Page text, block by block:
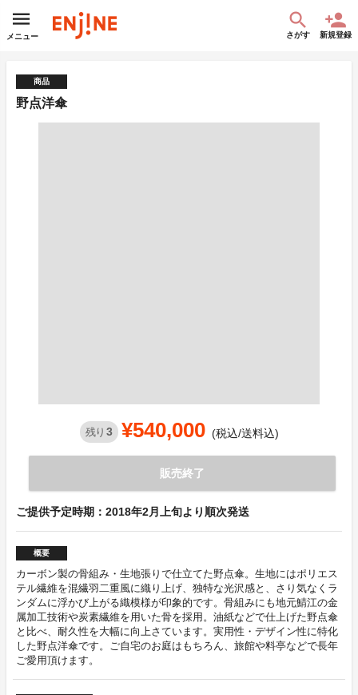
メニュー さがす 新規登録
商品
野点洋傘
残り 3 ¥540,000 (税込/送料込)
販売終了
ご提供予定時期：2018年2月上旬より順次発送
概要
カーボン製の骨組み・生地張りで仕立てた野点傘。生地にはポリエス
テル繊維を混繊羽二重風に織り上げ、独特な光沢感と、さり気なくラ
ンダムに浮かび上がる織模様が印象的です。骨組みにも地元鯖江の金
属加工技術や炭素繊維を用いた骨を採用。油紙などで仕上げた野点傘
と比べ、耐久性を大幅に向上さています。実用性・デザイン性に特化
した野点洋傘です。ご自宅のお庭はもちろん、旅館や料亭などで長年
ご愛用頂けます。